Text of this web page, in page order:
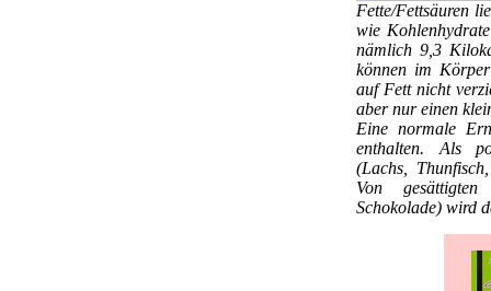
Fette/Fettsäuren
wie
nämlich 9,3
können im
auf Fett nicht
aber nur einen
Eine normale
enthalten. Als
(Lachs,
Von gesättigten
Schokolade) wird